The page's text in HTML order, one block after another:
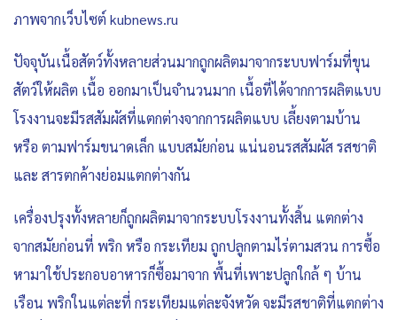
ภาพจากเว็บไซต์ kubnews.ru
ปัจจุบันเนื้อสัตว์ทั้งหลายส่วนมากถูกผลิตมาจากระบบฟาร์มที่ขุน
สัตว์ให้ผลิต เนื้อ ออกมาเป็นจำนวนมาก เนื้อที่ได้จากการผลิตแบบ
โรงงานจะมีรสสัมผัสที่แตกต่างจากการผลิตแบบ เลี้ยงตามบ้าน
หรือ ตามฟาร์มขนาดเล็ก แบบสมัยก่อน แน่นอนรสสัมผัส รสชาติ
และ สารตกค้างย่อมแตกต่างกัน
เครื่องปรุงทั้งหลายก็ถูกผลิตมาจากระบบโรงงานทั้งสิ้น แตกต่าง
จากสมัยก่อนที่ พริก หรือ กระเทียม ถูกปลูกตามไร่ตามสวน การซื้อ
หามาใช้ประกอบอาหารก็ซื้อมาจาก พื้นที่เพาะปลูกใกล้ ๆ บ้าน
เรือน พริกในแต่ละที่ กระเทียมแต่ละจังหวัด จะมีรสชาติที่แตกต่าง